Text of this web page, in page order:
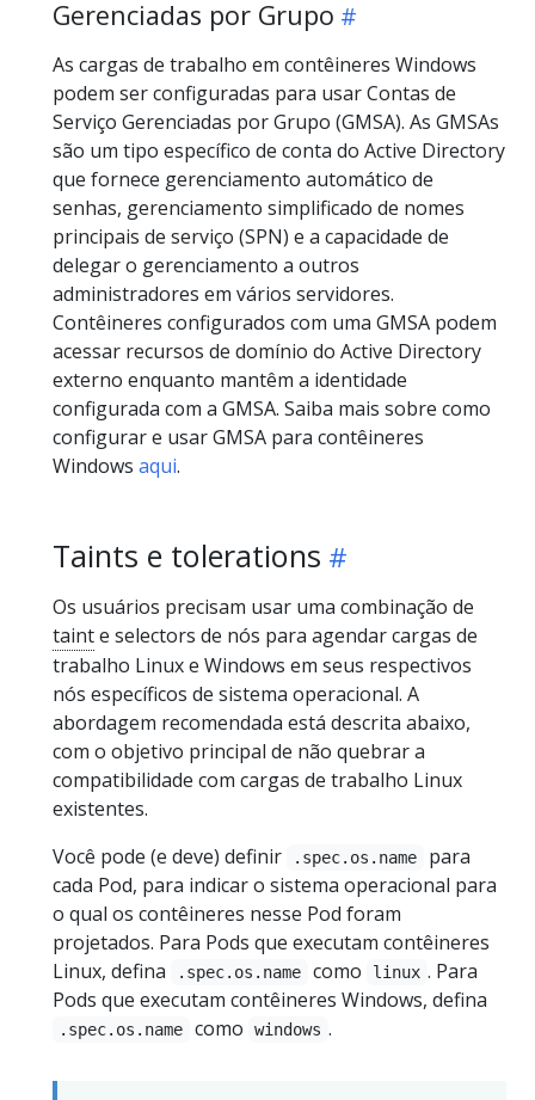
Gerenciadas por Grupo
As cargas de trabalho em contêineres Windows
podem ser configuradas para usar Contas de
Serviço Gerenciadas por Grupo (GMSA). As GMSAs
são um tipo específico de conta do Active Directory
que fornece gerenciamento automático de
senhas, gerenciamento simplificado de nomes
principais de serviço (SPN) e a capacidade de
delegar o gerenciamento a outros
administradores em vários servidores.
Contêineres configurados com uma GMSA podem
acessar recursos de domínio do Active Directory
externo enquanto mantêm a identidade
configurada com a GMSA. Saiba mais sobre como
configurar e usar GMSA para contêineres
Windows aqui.
Taints e tolerations
Os usuários precisam usar uma combinação de
tainte selectors de nós para agendar cargas de
trabalho Linux e Windows em seus respectivos
nós específicos de sistema operacional. A
abordagem recomendada está descrita abaixo,
com o objetivo principal de não quebrar a
compatibilidade com cargas de trabalho Linux
existentes.
Você pode (e deve) definir
.spec.os.name
para
cada Pod, para indicar o sistema operacional para
o qual os contêineres nesse Pod foram
projetados. Para Pods que executam contêineres
Linux, defina
.spec.os.name como linux . Para
Pods que executam contêineres Windows, defina
.spec.os.name como windows .